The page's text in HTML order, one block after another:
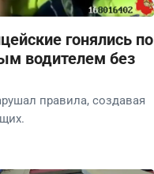
гонялись по
водителем без
правила, создавая